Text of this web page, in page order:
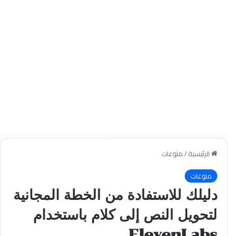
الرئيسية/منوعات
منوعات
دليلك للاستفادة من الخطة المجانية
لتحويل النص إلى كلام باستخدام